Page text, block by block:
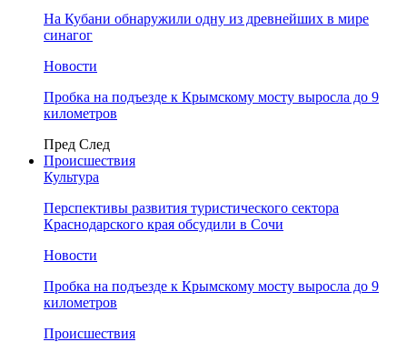
На Кубани обнаружили одну из древнейших в мире
синагог
Новости
Пробка на подъезде к Крымскому мосту выросла до 9
километров
Пред След
Происшествия
Культура
Перспективы развития туристического сектора
Краснодарского края обсудили в Сочи
Новости
Пробка на подъезде к Крымскому мосту выросла до 9
километров
Происшествия